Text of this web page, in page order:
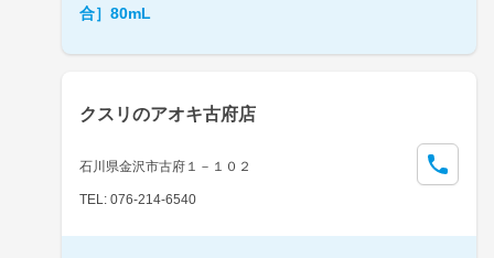
合］80mL
クスリのアオキ古府店
石川県金沢市古府１－１０２
TEL: 076-214-6540